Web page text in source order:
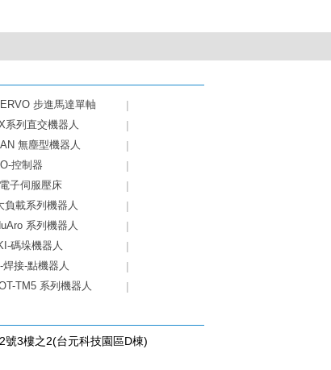
步進馬達單軸 |
系列直交機器人 |
無塵型機器人 |
控制器 |
子伺服壓床 |
負載系列機器人 |
系列機器人 |
碼垛機器人 |
接-點機器人 |
TM5 系列機器人 |
號3樓之2(台元科技園區D棟)